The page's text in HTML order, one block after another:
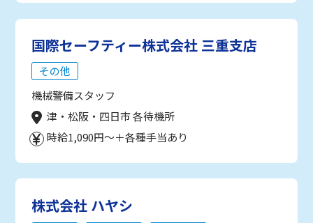
国際セーフティー株式会社 三重支店
その他
機械警備スタッフ
津・松阪・四日市 各待機所
時給1,090円～＋各種手当あり
株式会社 ハヤシ